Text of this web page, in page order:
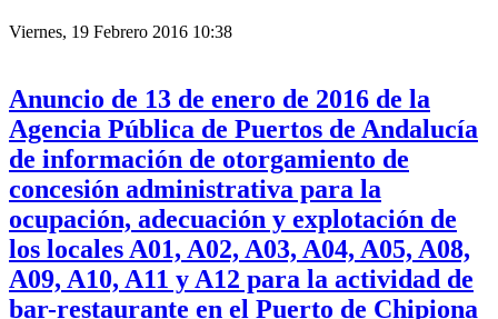
Viernes, 19 Febrero 2016 10:38
Anuncio de 13 de enero de 2016 de la
Agencia Pública de Puertos de Andalucía
de información de otorgamiento de
concesión administrativa para la
ocupación, adecuación y explotación de
los locales A01, A02, A03, A04, A05, A08,
A09, A10, A11 y A12 para la actividad de
bar-restaurante en el Puerto de Chipiona